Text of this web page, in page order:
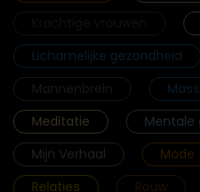
Lichamelijke gezondheid
Mannenbrein
Meditatie
Mentale
Mijn Verhaal
Mode
Relaties
Rouw